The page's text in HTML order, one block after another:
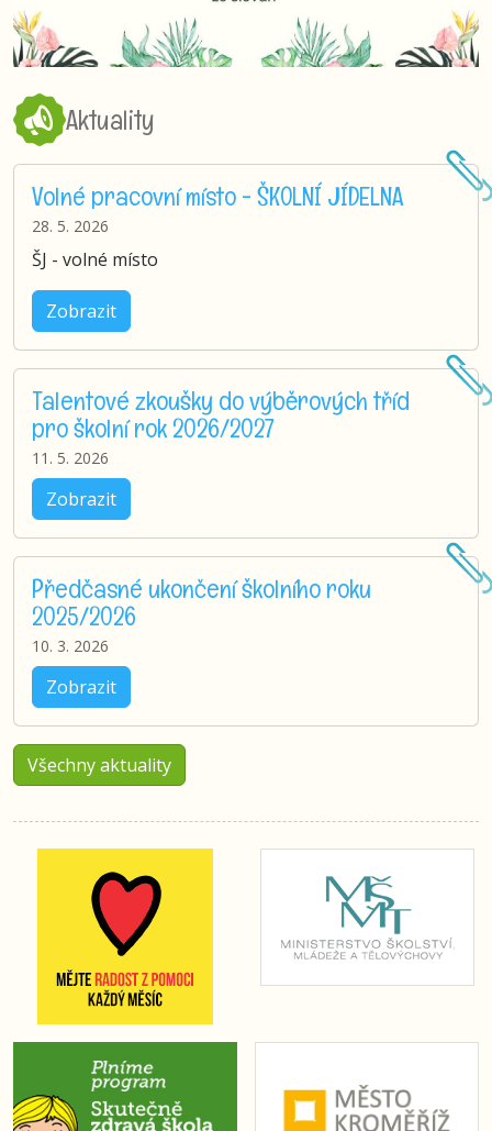
Aktuality
Volné pracovní místo - ŠKOLNÍ JÍDELNA
28. 5. 2026
ŠJ - volné místo
Zobrazit
Talentové zkoušky do výběrových tříd
pro školní rok 2026/2027
11. 5. 2026
Zobrazit
Předčasné ukončení školního roku
2025/2026
10. 3. 2026
Zobrazit
Všechny aktuality